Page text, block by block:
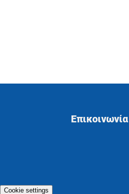
Επικοινωνία
Cookie settings